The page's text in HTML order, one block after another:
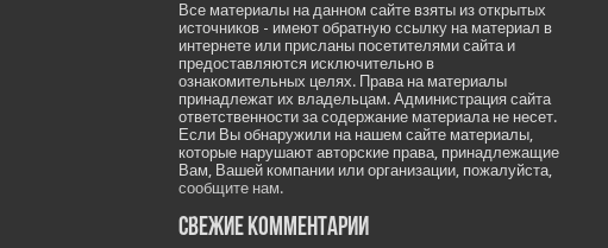
Все материалы на данном сайте взяты из открытых
источников - имеют обратную ссылку на материал в
интернете или присланы посетителями сайта и
предоставляются исключительно в
ознакомительных целях. Права на материалы
принадлежат их владельцам. Администрация сайта
ответственности за содержание материала не несет.
Если Вы обнаружили на нашем сайте материалы,
которые нарушают авторские права, принадлежащие
Вам, Вашей компании или организации, пожалуйста,
сообщите нам.
Свежие комментарии